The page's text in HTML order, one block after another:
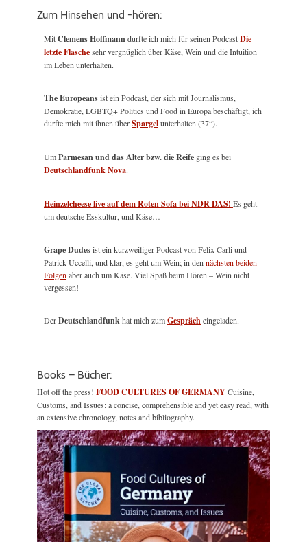
Zum Hinsehen und -hören:
MitClemens Hoffmanndurfte ich mich für seinen PodcastDie
letzte Flaschesehr vergnüglich über Käse, Wein und die Intuition
im Leben unterhalten.
The Europeansist ein Podcast, der sich mit Journalismus,
Demokratie, LGBTQ+ Politics und Food in Europa beschäftigt, ich
durfte mich mit ihnen überSpargelunterhalten (37“).
UmParmesan und das Alter bzw. die Reife ging es bei
Deutschlandfunk Nova.
Heinzelcheese live auf dem Roten Sofa bei NDR DAS! Es geht
um deutsche Esskultur, und Käse…
Grape Dudesist ein kurzweiliger Podcast von Felix Carli und
Patrick Uccelli, und klar, es geht um Wein; in den nächsten beiden
Folgen aber auch um Käse. Viel Spaß beim Hören – Wein nicht
vergessen!
DerDeutschlandfunkhat mich zumGesprächeingeladen.
Books – Bücher:
Hot off the press! FOOD CULTURES OF GERMANYCuisine,
Customs, and Issues: a concise, comprehensible and yet easy read, with
an extensive chronology, notes and bibliography.